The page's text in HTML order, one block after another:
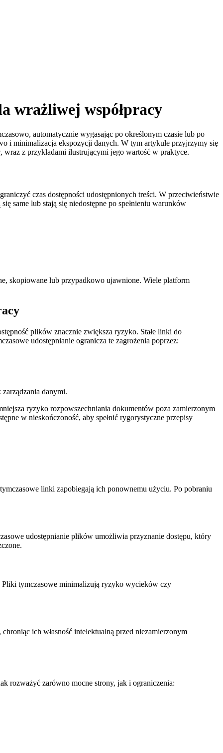
wrażliwej współpracy
automatycznie wygasając po określonym czasie lub po
i minimalizacja ekspozycji danych. W tym artykule przyjrzymy się
z przykładami ilustrującymi jego wartość w praktyce.
czas dostępności udostępnionych treści. W przeciwieństwie
same lub stają się niedostępne po spełnieniu warunków
skopiowane lub przypadkowo ujawnione. Wiele platform
plików znacznie zwiększa ryzyko. Stałe linki do
udostępnianie ogranicza te zagrożenia poprzez:
danymi.
ryzyko rozpowszechniania dokumentów poza zamierzonym
w nieskończoność, aby spełnić rygorystyczne przepisy
linki zapobiegają ich ponownemu użyciu. Po pobraniu
udostępnianie plików umożliwia przyznanie dostępu, który
Pliki tymczasowe minimalizują ryzyko wycieków czy
ich własność intelektualną przed niezamierzonym
rozważyć zarówno mocne strony, jak i ograniczenia: